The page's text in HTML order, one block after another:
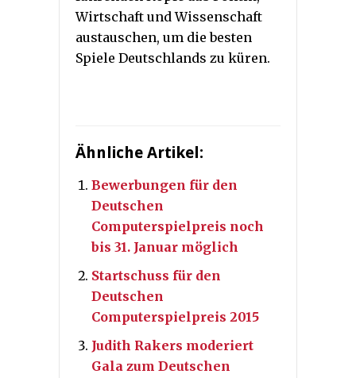
Wirtschaft und Wissenschaft
austauschen, um die besten
Spiele Deutschlands zu küren.
Ähnliche Artikel:
Bewerbungen für den
Deutschen
Computerspielpreis noch
bis 31. Januar möglich
Startschuss für den
Deutschen
Computerspielpreis 2015
Judith Rakers moderiert
Gala zum Deutschen